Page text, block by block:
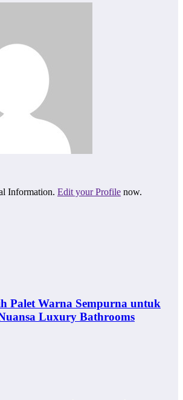
Information. Edit your Profile now.
Palet Warna Sempurna untuk
Luxury Bathrooms